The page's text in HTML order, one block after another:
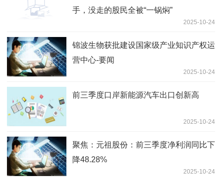
手，没走的股民全被“一锅焖”
2025-10-24
锦波生物获批建设国家级产业知识产权运
营中心-要闻
2025-10-24
前三季度口岸新能源汽车出口创新高
2025-10-24
聚焦：元祖股份：前三季度净利润同比下
降48.28%
2025-10-24